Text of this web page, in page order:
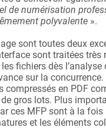
de numérisation
polyvalente ».
sont toutes deux
sont traitées très
fichiers dès l’analyse
sur la
compressés en PDF
gros lots. Plus
ces MFP sont à la fois
et les éléments